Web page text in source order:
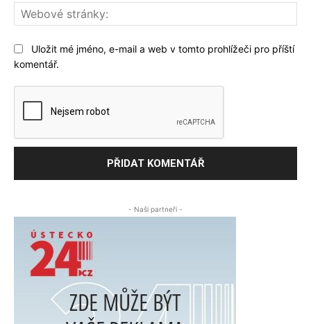
Uložit mé jméno, e-mail a web v tomto prohlížeči pro příští
komentář.
- Naši partneři -